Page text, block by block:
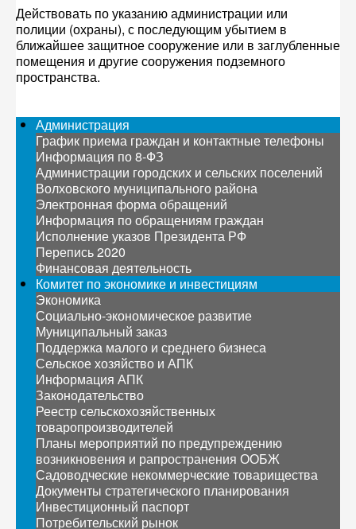
Действовать по указанию администрации или
полиции (охраны), с последующим убытием в
ближайшее защитное сооружение или в заглубленные
помещения и другие сооружения подземного
пространства.
Администрация
График приема граждан и контактные телефоны
Информация по 8-ФЗ
Администрации городских и сельских поселений
Волховского муниципального района
Электронная форма обращений
Информация по обращениям граждан
Исполнение указов Президента РФ
Перепись 2020
Финансовая деятельность
Комитет по экономике и инвестициям
Экономика
Социально-экономическое развитие
Муниципальный заказ
Поддержка малого и среднего бизнеса
Сельское хозяйство и АПК
Информация АПК
Законодательство
Реестр сельскохозяйственных
товаропроизводителей
Планы мероприятий по предупреждению
возникновения и рапространения ООБЖ
Садоводческие некоммерческие товарищества
Документы стратегического планирования
Инвестиционный паспорт
Потребительский рынок